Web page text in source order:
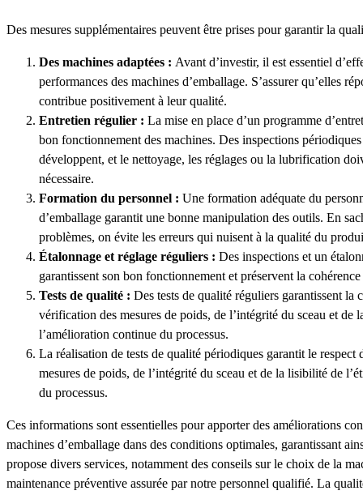
Des mesures supplémentaires peuvent être prises pour garantir la
Des machines adaptées : Avant d’investir, il est essentiel
performances des machines d’emballage. S’assurer qu’elles
contribue positivement à leur qualité.
Entretien régulier : La mise en place d’un programme
bon fonctionnement des machines. Des inspections
développent, et le nettoyage, les réglages ou la lubrification
nécessaire.
Formation du personnel : Une formation adéquate du
d’emballage garantit une bonne manipulation des outils. En
problèmes, on évite les erreurs qui nuisent à la qualité du
Étalonnage et réglage réguliers : Des inspections et un
garantissent son bon fonctionnement et préservent la
Tests de qualité : Des tests de qualité réguliers garantissent
vérification des mesures de poids, de l’intégrité du sceau et de
l’amélioration continue du processus.
La réalisation de tests de qualité périodiques garantit le
mesures de poids, de l’intégrité du sceau et de la lisibilité de
du processus.
Ces informations sont essentielles pour apporter des améliorations
machines d’emballage dans des conditions optimales, garantissant
propose divers services, notamment des conseils sur le choix de la
maintenance préventive assurée par notre personnel qualifié. La